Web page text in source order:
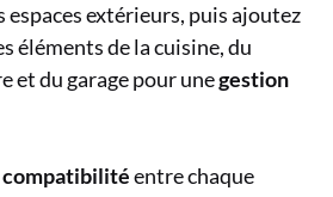
espaces extérieurs, puis ajoutez
éléments de la cuisine, du
et du garage pour unegestion
compatibilitéentre chaque